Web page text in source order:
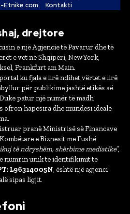
Etnike.com
Kontakti
drejtore
e një Agjencie të Pavarur dhe të
e vet në Shqipëri, New York,
Frankfurt am Main.
ku fjala e lirë ndihet vërtet e lirë
për publikime jashtë etikës së
patur një numër të madh
ofron hapësira dhe mundësi ideale
pranë Ministrisë së Financave
e Biznesit me Fushë
të ndryshëm, shërbime mediatike”,
numrin unik të identifikimit të
L96314005N , është një agjenci
sipas ligjit.